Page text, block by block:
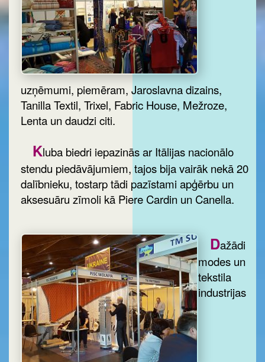
uzņēmumi, piemēram, Jaroslavna dizains,
Tanilla Textil, Trixel, Fabric House, Mežroze,
Lenta un daudzi citi.
Kluba biedri iepazinās ar Itālijas nacionālo
stendu piedāvājumiem, tajos bija vairāk nekā 20
dalībnieku, tostarp tādi pazīstami apģērbu un
aksesuāru zīmoli kā Piere Cardin un Canella.
Dažādi
modes un
tekstila
industrijas